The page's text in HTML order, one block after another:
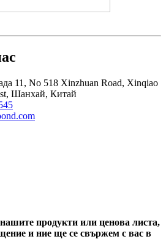
11, No 518 Xinzhuan Road, Xinqiao
Шанхай, Китай
продукти или ценова листа,
и ние ще се свържем с вас в